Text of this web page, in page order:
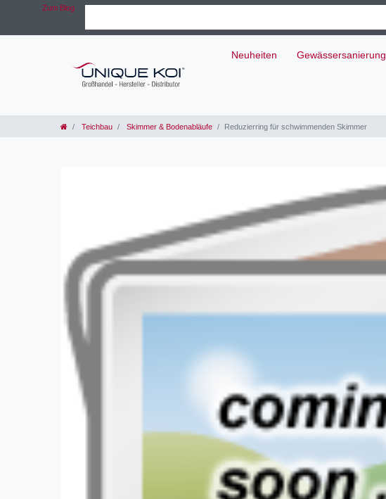
Zum Blog
Neuheiten Gewässersanierung
Teichbau Skimmer & Bodenabläufe Reduzierring für schwimmenden Skimmer